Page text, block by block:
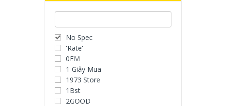
No Spec
'Rate'
0EM
1 Giây Mua
1973 Store
1Bst
2GOOD